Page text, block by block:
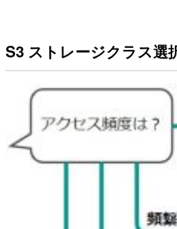
S3 ストレージクラス選